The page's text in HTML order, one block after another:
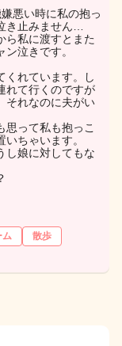
悪い時に私の抱っ
き止みません…
ら私に渡すとまた
泣きです。
くれています。し
れて行くのですが
それなのに夫がい
って私も抱っこ
ちゃいます。
し娘に対してもな
ム
散歩